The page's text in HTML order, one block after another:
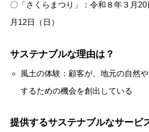
〇「さくらまつり」：令和８年３月20
月12日（日）
サステナブルな理由は？
風土の体験：顧客が、地元の自然
するための機会を創出している
提供するサステナブルなサービ